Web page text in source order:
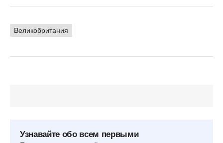
Великобритания
Узнавайте обо всем первыми